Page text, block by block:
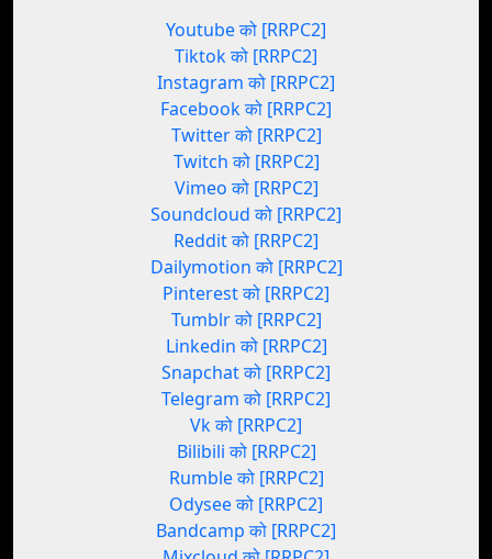
Youtube को [RRPC2]
Tiktok को [RRPC2]
Instagram को [RRPC2]
Facebook को [RRPC2]
Twitter को [RRPC2]
Twitch को [RRPC2]
Vimeo को [RRPC2]
Soundcloud को [RRPC2]
Reddit को [RRPC2]
Dailymotion को [RRPC2]
Pinterest को [RRPC2]
Tumblr को [RRPC2]
Linkedin को [RRPC2]
Snapchat को [RRPC2]
Telegram को [RRPC2]
Vk को [RRPC2]
Bilibili को [RRPC2]
Rumble को [RRPC2]
Odysee को [RRPC2]
Bandcamp को [RRPC2]